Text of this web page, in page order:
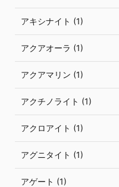
アキシナイト (1)
アクアオーラ (1)
アクアマリン (1)
アクチノライト (1)
アクロアイト (1)
アグニタイト (1)
アゲート (1)